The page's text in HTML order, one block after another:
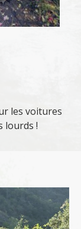
les voitures
lourds !